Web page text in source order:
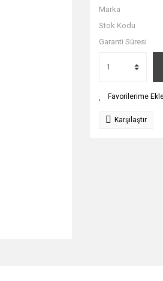
Marka
Stok Kodu
Garanti Süresi
Karşılaştır